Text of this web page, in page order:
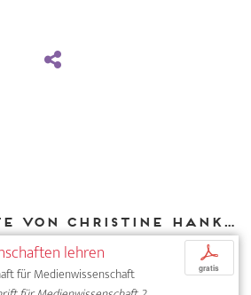
Weitere Texte von Christine Hanke bei DIAPHANES
lehren
für Medienwissenschaft
p
gratis